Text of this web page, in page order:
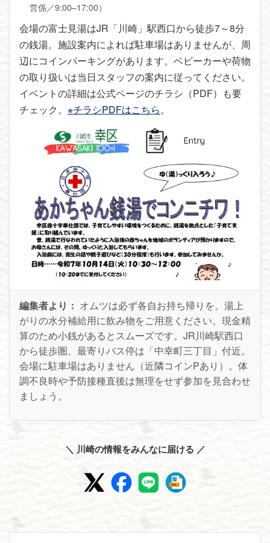
営係／9:00–17:00）
会場の富士見湯はJR「川崎」駅西口から徒歩7～8分
の銭湯。施設案内によれば駐車場はありませんが、周
辺にコインパーキングがあります。ベビーカーや荷物
の取り扱いは当日スタッフの案内に従ってください。
イベントの詳細は公式ページのチラシ（PDF）も要
チェック。 ※チラシPDFはこちら。
編集者より： オムツは必ず各自お持ち帰りを。湯上
がりの水分補給用に飲み物をご用意ください。現金精
算のため小銭があるとスムーズです。JR川崎駅西口
から徒歩圏、最寄りバス停は「中幸町三丁目」付近。
会場に駐車場はありません（近隣コインPあり）。体
調不良時や予防接種直後は無理をせず参加を見合わせ
ましょう。
＼ 川崎の情報をみんなに届ける ／